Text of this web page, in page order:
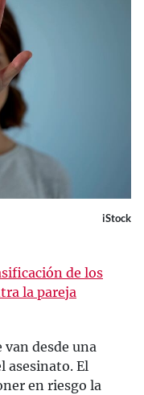
iStock
de los
la pareja
desde una
asesinato. El
en riesgo la